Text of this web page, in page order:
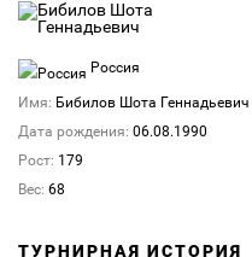
Россия
Имя: Бибилов Шота Геннадьевич
Дата рождения: 06.08.1990
Рост: 179
Вес: 68
ТУРНИРНАЯ ИСТОРИЯ